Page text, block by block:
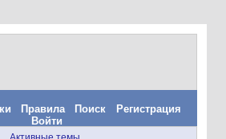
Правила Поиск
Регистрация
Войти